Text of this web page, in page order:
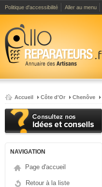
Politique d'accessibilité Aller au menu
Accueil Côte d'Or Chenôve
NAVIGATION
Page d'accueil
Retour à la liste